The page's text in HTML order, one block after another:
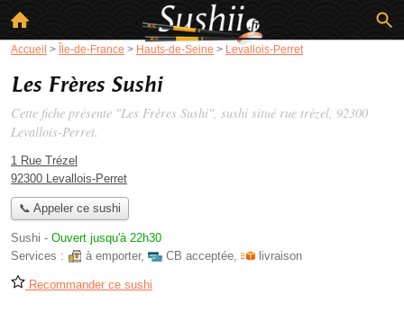
Accueil > Île-de-France > Hauts-de-Seine > Levallois-Perret
Les Frères Sushi
Cette fiche présente "Les Frères Sushi", sushi situé rue trézel, 92300
Levallois-Perret.
1 Rue Trézel
92300 Levallois-Perret
📞 Appeler ce sushi
Sushi - Ouvert jusqu'à 22h30
Services :
à emporter, CB acceptée, livraison
Recommander ce sushi